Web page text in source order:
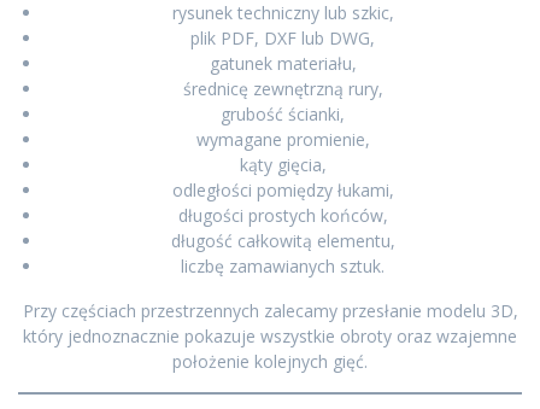
rysunek techniczny lub szkic,
plik PDF, DXF lub DWG,
gatunek materiału,
średnicę zewnętrzną rury,
grubość ścianki,
wymagane promienie,
kąty gięcia,
odległości pomiędzy łukami,
długości prostych końców,
długość całkowitą elementu,
liczbę zamawianych sztuk.
Przy częściach przestrzennych zalecamy przesłanie modelu 3D,
który jednoznacznie pokazuje wszystkie obroty oraz wzajemne
położenie kolejnych gięć.